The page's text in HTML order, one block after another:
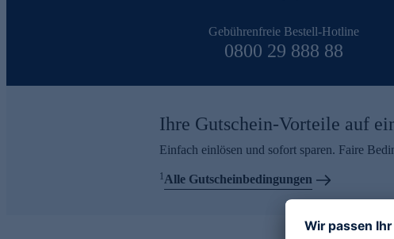
Gebührenfreie Bestell-Hotline
0800 29 888 88
Ihre Gutschein-Vorteile auf
Einfach einlösen und sofort sparen. Faire
1Alle Gutscheinbedingungen